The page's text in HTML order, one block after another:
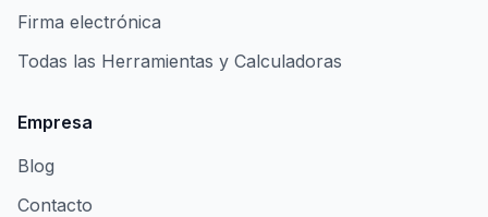
Firma electrónica
Todas las Herramientas y Calculadoras
Empresa
Blog
Contacto